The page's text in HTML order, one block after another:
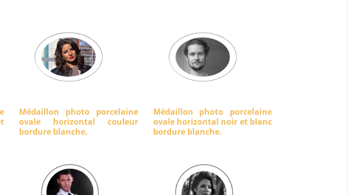
Médaillon photo porcelaine
ovale horizontal couleur
bordure blanche.
Médaillon photo porcelaine
ovale horizontal noir et blanc
bordure blanche.